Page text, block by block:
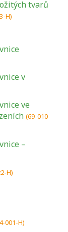
tvarů
H)
v
ve
(69-010-
–
H)
001-H)